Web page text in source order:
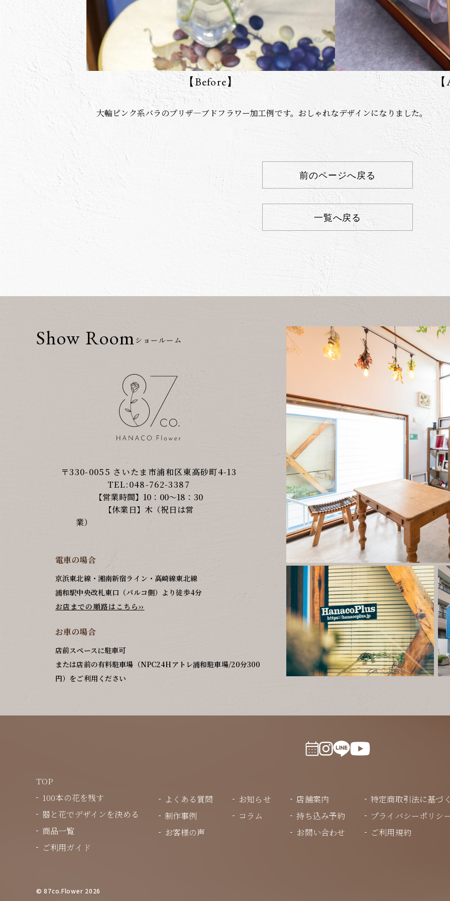
【Before】 【
大輪ピンク系バラのプリザ―ブドフラワー加工例です。おしゃれなデザインになりました。
前のページへ戻る
一覧へ戻る
Show Room ショールーム
〒330-0055 さいたま市浦和区東高砂町4-13
TEL:048-762-3387
【営業時間】10：00～18：30
【休業日】木（祝日は営
業）
電車の場合
京浜東北線・湘南新宿ライン・高崎線東北線
浦和駅中央改札東口（パルコ側）より徒歩4分
お店までの順路はこちら››
お車の場合
店前スペースに駐車可
または店前の有料駐車場（NPC24Hアトレ浦和駐車場/20分300
円）をご利用ください
TOP
100本の花を残す
器と花でデザインを決める
商品一覧
ご利用ガイド
よくある質問
制作事例
お客様の声
お知らせ
コラム
店舗案内
持ち込み予約
お問い合わせ
特定商取引法に基づ
プライバシーポリシ
ご利用規約
© 87co.Flower 2026